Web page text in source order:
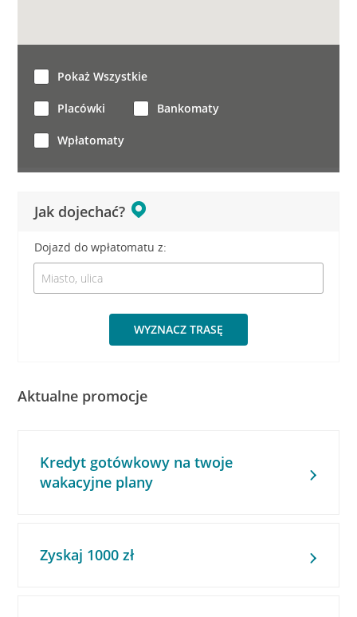
Jak dojechać?
Dojazd do wpłatomatu z:
WYZNACZ TRASĘ
Pokaż Wszystkie
Placówki Bankomaty
Wpłatomaty
Aktualne promocje
Kredyt gotówkowy na twoje
wakacyjne plany
Zyskaj 1000 zł